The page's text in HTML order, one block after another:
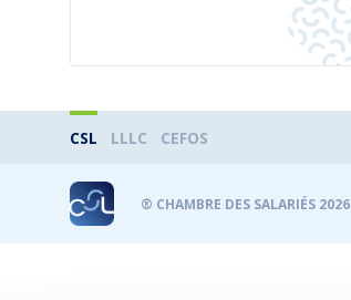
CSL LLLC CEFOS
® CHAMBRE DES SALARIÉS 2026